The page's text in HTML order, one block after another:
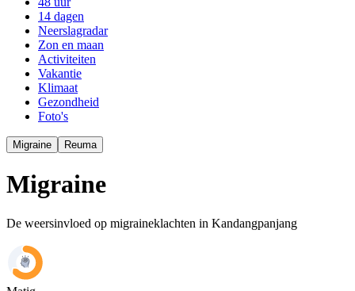
14 dagen
Neerslagradar
Zon en maan
Activiteiten
Vakantie
Klimaat
Gezondheid
Foto's
Migraine Reuma
Migraine
De weersinvloed op migraineklachten in Kandangpanjang